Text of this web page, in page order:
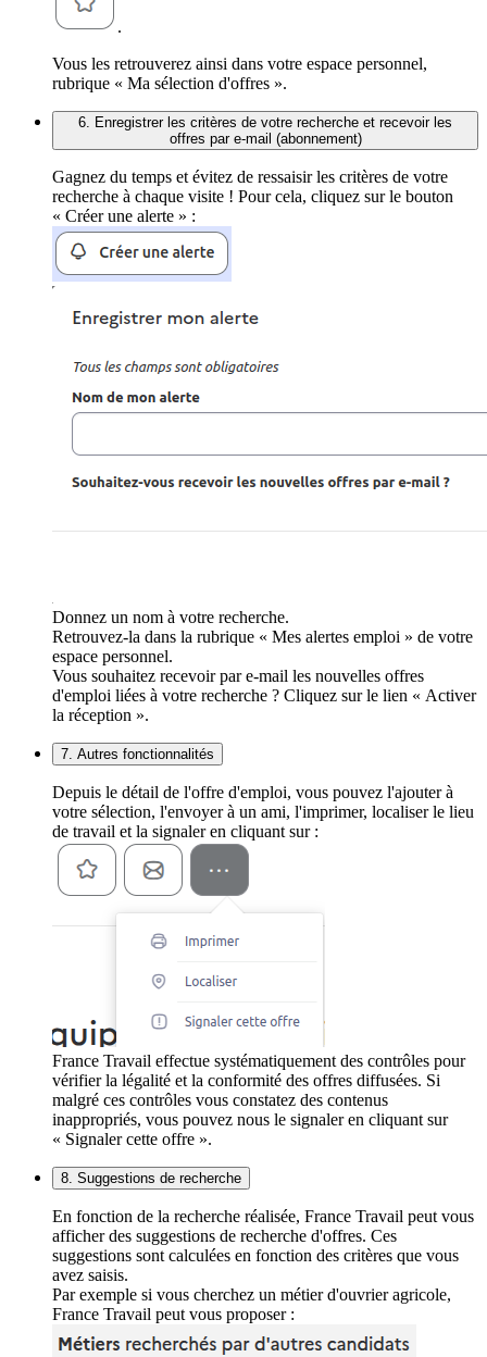
.
Vous les retrouverez ainsi dans votre espace personnel,
rubrique « Ma sélection d'offres ».
6. Enregistrer les critères de votre recherche et recevoir les
offres par e-mail (abonnement)
Gagnez du temps et évitez de ressaisir les critères de votre
recherche à chaque visite ! Pour cela, cliquez sur le bouton
« Créer une alerte » :
Donnez un nom à votre recherche.
Retrouvez-la dans la rubrique « Mes alertes emploi » de votre
espace personnel.
Vous souhaitez recevoir par e-mail les nouvelles offres
d'emploi liées à votre recherche ? Cliquez sur le lien « Activer
la réception ».
7. Autres fonctionnalités
Depuis le détail de l'offre d'emploi, vous pouvez l'ajouter à
votre sélection, l'envoyer à un ami, l'imprimer, localiser le lieu
de travail et la signaler en cliquant sur :
France Travail effectue systématiquement des contrôles pour
vérifier la légalité et la conformité des offres diffusées. Si
malgré ces contrôles vous constatez des contenus
inappropriés, vous pouvez nous le signaler en cliquant sur
« Signaler cette offre ».
8. Suggestions de recherche
En fonction de la recherche réalisée, France Travail peut vous
afficher des suggestions de recherche d'offres. Ces
suggestions sont calculées en fonction des critères que vous
avez saisis.
Par exemple si vous cherchez un métier d'ouvrier agricole,
France Travail peut vous proposer :